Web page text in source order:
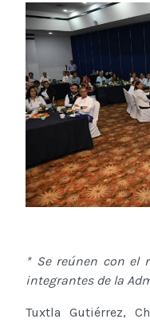
* Se reúnen con el
integrantes de la
Tuxtla Gutiérrez,